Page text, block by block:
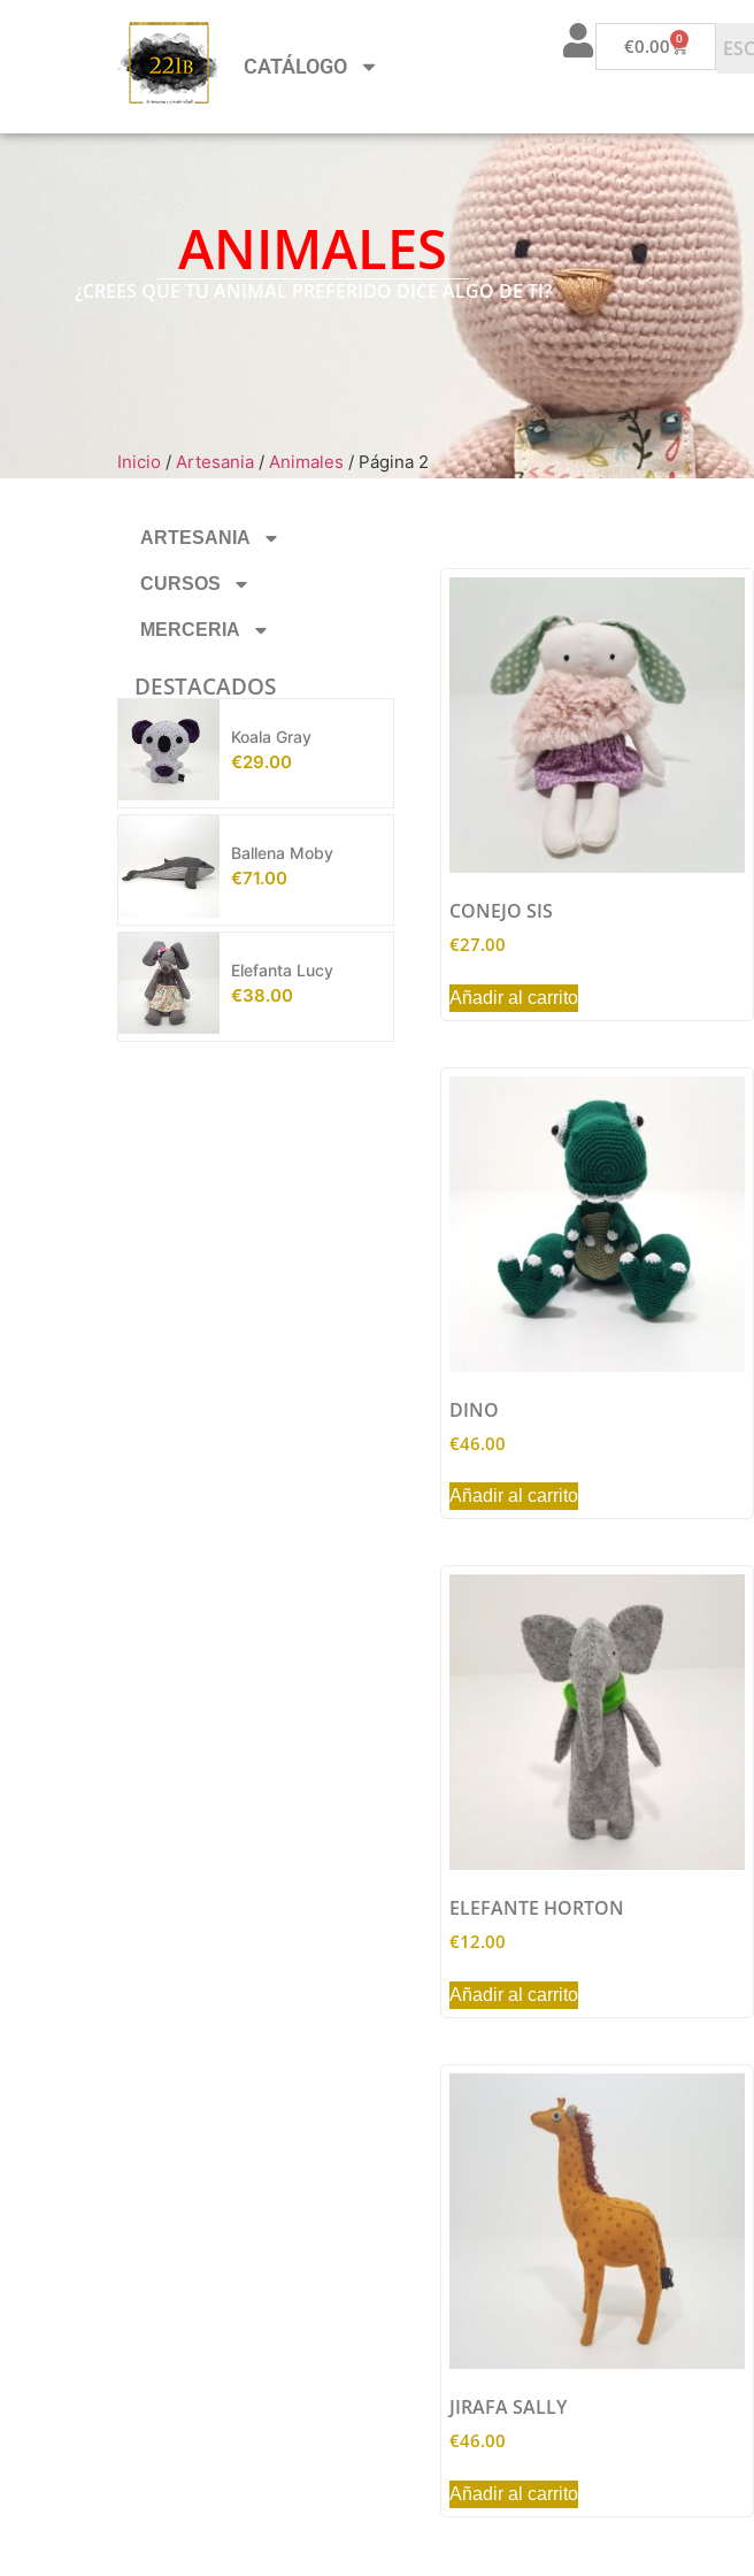
CATÁLOGO
€0.00 0
ANIMALES
¿CREES QUE TU ANIMAL PREFERIDO DICE ALGO DE TI?
Inicio / Artesania / Animales / Página 2
ARTESANIA
CURSOS
MERCERIA
DESTACADOS
Koala Gray
€29.00
Ballena Moby
€71.00
Elefanta Lucy
€38.00
CONEJO SIS
€27.00
Añadir al carrito
DINO
€46.00
Añadir al carrito
ELEFANTE HORTON
€12.00
Añadir al carrito
JIRAFA SALLY
€46.00
Añadir al carrito